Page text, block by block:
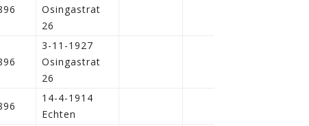
Osingastrat
26
3-11-1927
Osingastrat
26
14-4-1914
Echten